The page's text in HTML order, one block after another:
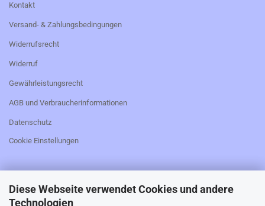
Diese Webseite verwendet Cookies und andere
Technologien
Kontakt
Versand- & Zahlungsbedingungen
Widerrufsrecht
Widerruf
Gewährleistungsrecht
AGB und Verbraucherinformationen
Datenschutz
Cookie Einstellungen
_________________________________________________